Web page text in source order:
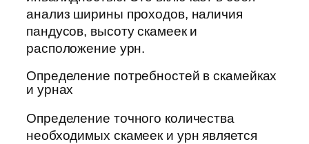
анализ ширины проходов, наличия
пандусов, высоту скамеек и
расположение урн.
Определение потребностей в скамейках
и урнах
Определение точного количества
необходимых скамеек и урн является